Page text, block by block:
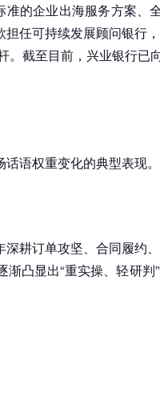
的企业出海服务方案、
任可持续发展顾问银行
。截至目前，兴业银行已
语权重变化的典型表现。
耕订单攻坚、合同履约
凸显出“重实操、轻研判